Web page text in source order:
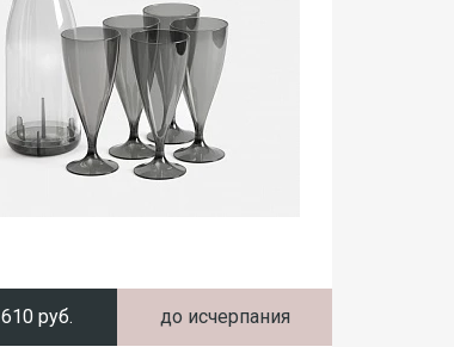
610 руб. до исчерпания